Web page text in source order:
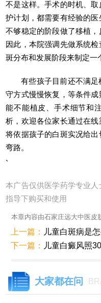
不是这样。手术的时机、
护计划，都需要有经验的
不够稳定的阶段做了移植，
因此，本院强调先做系统
斑分布和发展阶段来制定一
有些孩子目前还不满
守方式慢慢恢复，等条件
能不能植皮、手术细节和
析，欢迎各位家长通过在
将依据孩子的白斑实况给
弯路。
`
本广告仅供医学药学专业
指导下购买和使用
本章内容由石家庄远大中医皮
上一篇：
儿童白斑病是
下一篇：
儿童白癜风照
大家都在问